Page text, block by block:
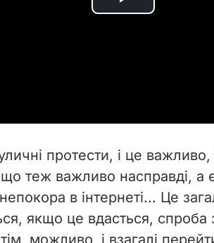
P
i
d
e
протести, і це
що теж важливо насправді, а
в інтернеті... Це
якщо це вдасться, спроба
можливо, і взагалі